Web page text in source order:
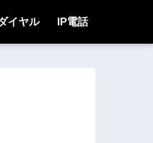
イヤル IP電話